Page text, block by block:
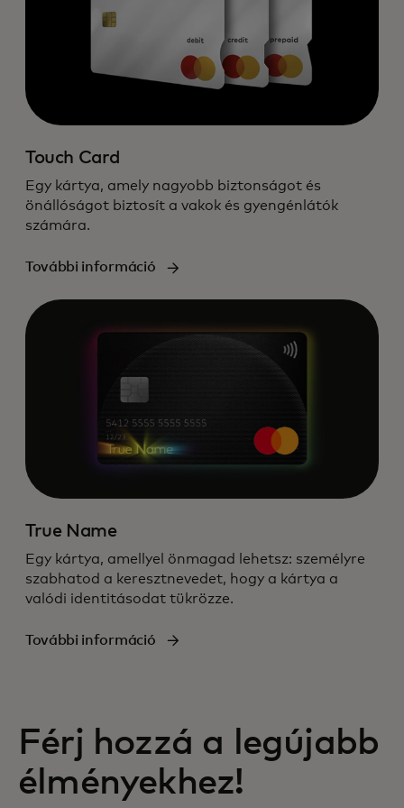
Touch Card
Egy kártya, amely nagyobb biztonságot és
önállóságot biztosít a vakok és gyengénlátók
számára.
További információ
True Name
Egy kártya, amellyel önmagad lehetsz: személyre
szabhatod a keresztnevedet, hogy a kártya a
valódi identitásodat tükrözze.
További információ
Férj hozzá a legújabb
élményekhez!